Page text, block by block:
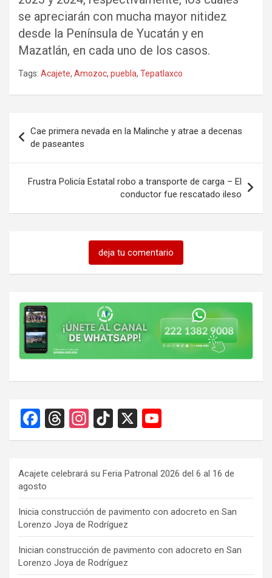
se apreciarán con mucha mayor nitidez
desde la Península de Yucatán y en
Mazatlán, en cada uno de los casos.
Tags: Acajete, Amozoc, puebla, Tepatlaxco
de
entradas
Cae primera nevada en la Malinche y atrae a decenas
de paseantes
Frustra Policía Estatal robo a transporte de carga – El
conductor fue rescatado ileso
deja tu comentario
F
a
b
o
o
k
T
hr
a
d
s
In
st
gr
a
m
Ti
k
o
k
X
o
T
u
b
e
C
Acajete celebrará su Feria Patronal 2026 del 6 al 16 de
agosto
Inicia construcción de pavimento con adocreto en San
Lorenzo Joya de Rodríguez
Inician construcción de pavimento con adocreto en San
Lorenzo Joya de Rodríguez